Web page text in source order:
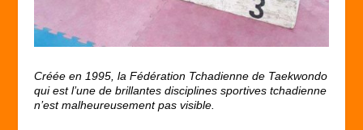
Créée en 1995, la Fédération Tchadienne de Taekwondo
qui est l’une de brillantes disciplines sportives tchadienne
n’est malheureusement pas visible.